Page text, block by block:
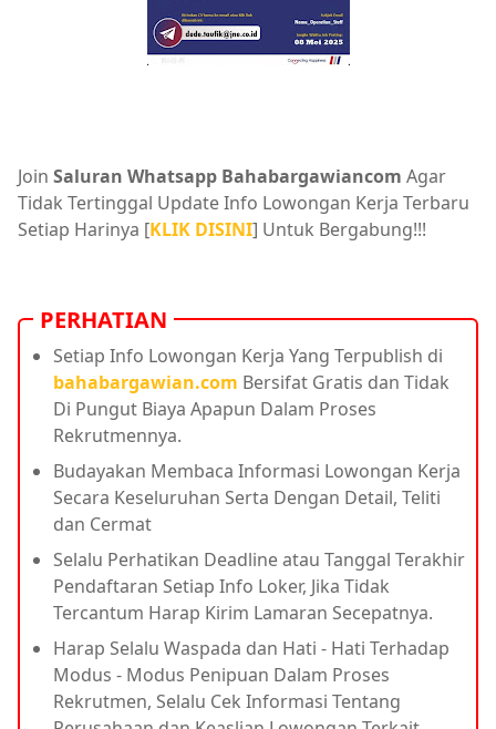
Join Saluran Whatsapp Bahabargawiancom Agar
Tidak Tertinggal Update Info Lowongan Kerja Terbaru
Setiap Harinya [KLIK DISINI] Untuk Bergabung!!!
PERHATIAN
Setiap Info Lowongan Kerja Yang Terpublish di
bahabargawian.com Bersifat Gratis dan Tidak
Di Pungut Biaya Apapun Dalam Proses
Rekrutmennya.
Budayakan Membaca Informasi Lowongan Kerja
Secara Keseluruhan Serta Dengan Detail, Teliti
dan Cermat
Selalu Perhatikan Deadline atau Tanggal Terakhir
Pendaftaran Setiap Info Loker, Jika Tidak
Tercantum Harap Kirim Lamaran Secepatnya.
Harap Selalu Waspada dan Hati - Hati Terhadap
Modus - Modus Penipuan Dalam Proses
Rekrutmen, Selalu Cek Informasi Tentang